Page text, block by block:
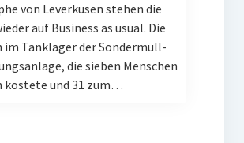
von Leverkusen stehen die
auf Business as usual. Die
im Tanklager der Sondermüll-
die sieben Menschen
kostete und 31 zum…